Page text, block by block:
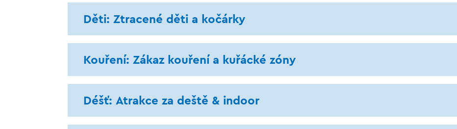
Děti: Ztracené děti a kočárky
Kouření: Zákaz kouření a kuřácké zóny
Déšť: Atrakce za deště & indoor